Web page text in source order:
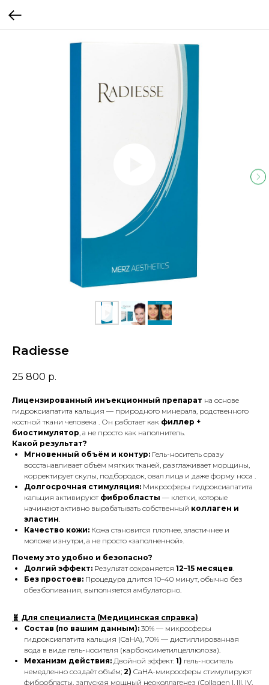
Radiesse
25 800 р.
Лицензированный инъекционный препарат на основе
гидроксиапатита кальция — природного минерала, родственного
костной ткани человека . Он работает как филлер +
биостимулятор, а не просто как наполнитель.
Какой результат?
Мгновенный объём и контур: Гель-носитель сразу
восстанавливает объём мягких тканей, разглаживает морщины,
корректирует скулы, подбородок, овал лица и даже форму носа .
Долгосрочная стимуляция: Микросферы гидроксиапатита
кальция активируют фибробласты — клетки, которые
начинают активно вырабатывать собственный коллаген и
эластин.
Качество кожи: Кожа становится плотнее, эластичнее и
моложе изнутри, а не просто «заполненной».
Почему это удобно и безопасно?
Долгий эффект: Результат сохраняется 12–15 месяцев.
Без простоев: Процедура длится 10–40 минут, обычно без
обезболивания, выполняется амбулаторно.
🧬 Для специалиста (Медицинская справка)
Состав (по вашим данным): 30% — микросферы
гидроксиапатита кальция (CaHA), 70% — дистиллированная
вода в виде гель-носителя (карбоксиметилцеллюлоза).
Механизм действия: Двойной эффект: 1) гель-носитель
немедленно создаёт объём; 2) CaHA-микросферы стимулируют
фибробласты, запуская мощный неоколлагенез (Collagen I, III, IV,